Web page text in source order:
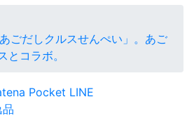
ごだしクルスせんぺい」。あご
とコラボ。
Pocket LINE